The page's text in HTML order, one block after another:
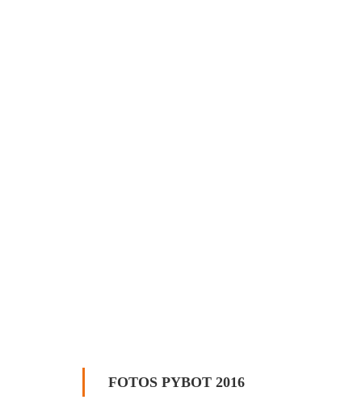
FOTOS PYBOT 2016